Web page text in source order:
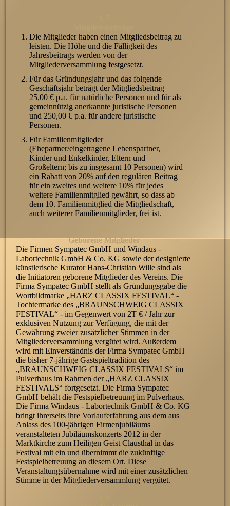
Die Mitglieder haben einen Mitgliedsbeitrag zu
leisten. Die Höhe und die Fälligkeit des
Jahresbeitrags werden von der
Mitgliederversammlung festgesetzt.
Für das Gründungsjahr und das folgende
Geschäftsjahr beträgt der Mitgliedsbeitrag
25,00 € p.a. für natürliche Personen und für als
gemeinnützig anerkannte juristische Personen
und 250,00 € p.a. für andere juristische
Personen.
Für Familienmitglieder
(Ehepartner/eingetragene Lebenspartner,
Kinder und Enkelkinder, Eltern und
Großeltern; bis zu insgesamt 10 Personen) wird
ein Rabatt von 20% auf den regulären Beitrag
für ein zweites und weitere 10% für jedes
weitere Familienmitglied gewährt, so dass ab
dem 10. Familienmitglied die Mitgliedschaft,
auch weiterer Familienmitglieder, frei ist.
Geborene Mitglieder
Die Firmen Sympatec GmbH und Windaus -
Labortechnik GmbH & Co. KG sowie der designierte
künstlerische Kurator Hans-Christian Wille sind als
die Initiatoren geborene Mitglieder des Vereins. Die
Firma Sympatec GmbH stellt als Gründungsgabe die
Wortbildmarke „HARZ CLASSIX FESTIVAL“ -
Tochtermarke des „BRAUNSCHWEIG CLASSIX
FESTIVAL“ - im Gegenwert von 2T € / Jahr zur
exklusiven Nutzung zur Verfügung, die mit der
Gewährung zweier zusätzlicher Stimmen in der
Mitgliederversammlung vergütet wird. Außerdem
wird mit Einverständnis der Firma Sympatec GmbH
die bisher 7-jährige Gastspieltradition des
„BRAUNSCHWEIG CLASSIX FESTIVALS“ im
Pulverhaus im Rahmen der „HARZ CLASSIX
FESTIVALS“ fortgesetzt. Die Firma Sympatec
GmbH behält die Festspielbetreuung im Pulverhaus.
Die Firma Windaus - Labortechnik GmbH & Co. KG
bringt ihrerseits ihre Vorlauferfahrung aus dem aus
Anlass des 100-jährigen Firmenjubiläums
veranstalteten Jubiläumskonzerts 2012 in der
Marktkirche zum Heiligen Geist Clausthal in das
Festival mit ein und übernimmt die zukünftige
Festspielbetreuung an diesem Ort. Diese
Veranstaltungsübernahme wird mit einer zusätzlichen
Stimme in der Mitgliederversammlung vergütet.